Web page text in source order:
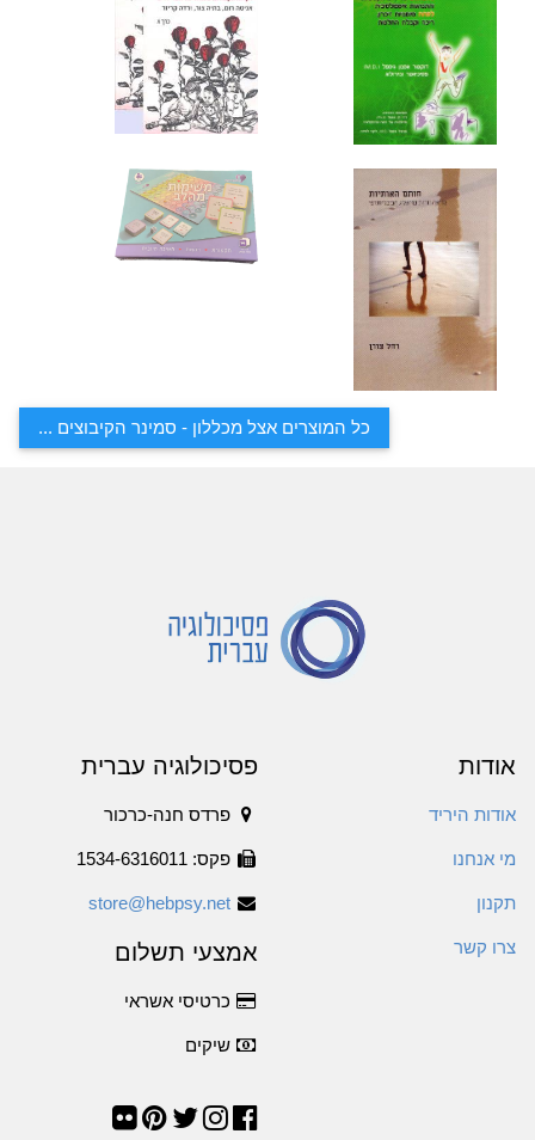
כל המוצרים אצל מכללון - סמינר הקיבוצים ...
אודות
אודות היריד
מי אנחנו
תקנון
צרו קשר
פסיכולוגיה עברית
פרדס חנה-כרכור
פקס: 1534-6316011
store@hebpsy.net
אמצעי תשלום
כרטיסי אשראי
שיקים